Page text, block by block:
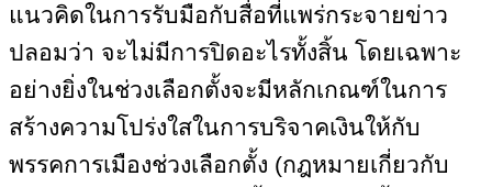
แนวคิดในการรับมือกับสื่อที่แพร่กระจายข่าว
ปลอมว่า จะไม่มีการปิดอะไรทั้งสิ้น โดยเฉพาะ
อย่างยิ่งในช่วงเลือกตั้งจะมีหลักเกณฑ์ในการ
สร้างความโปร่งใสในการบริจาคเงินให้กับ
พรรคการเมืองช่วงเลือกตั้ง (กฎหมายเกี่ยวกับ